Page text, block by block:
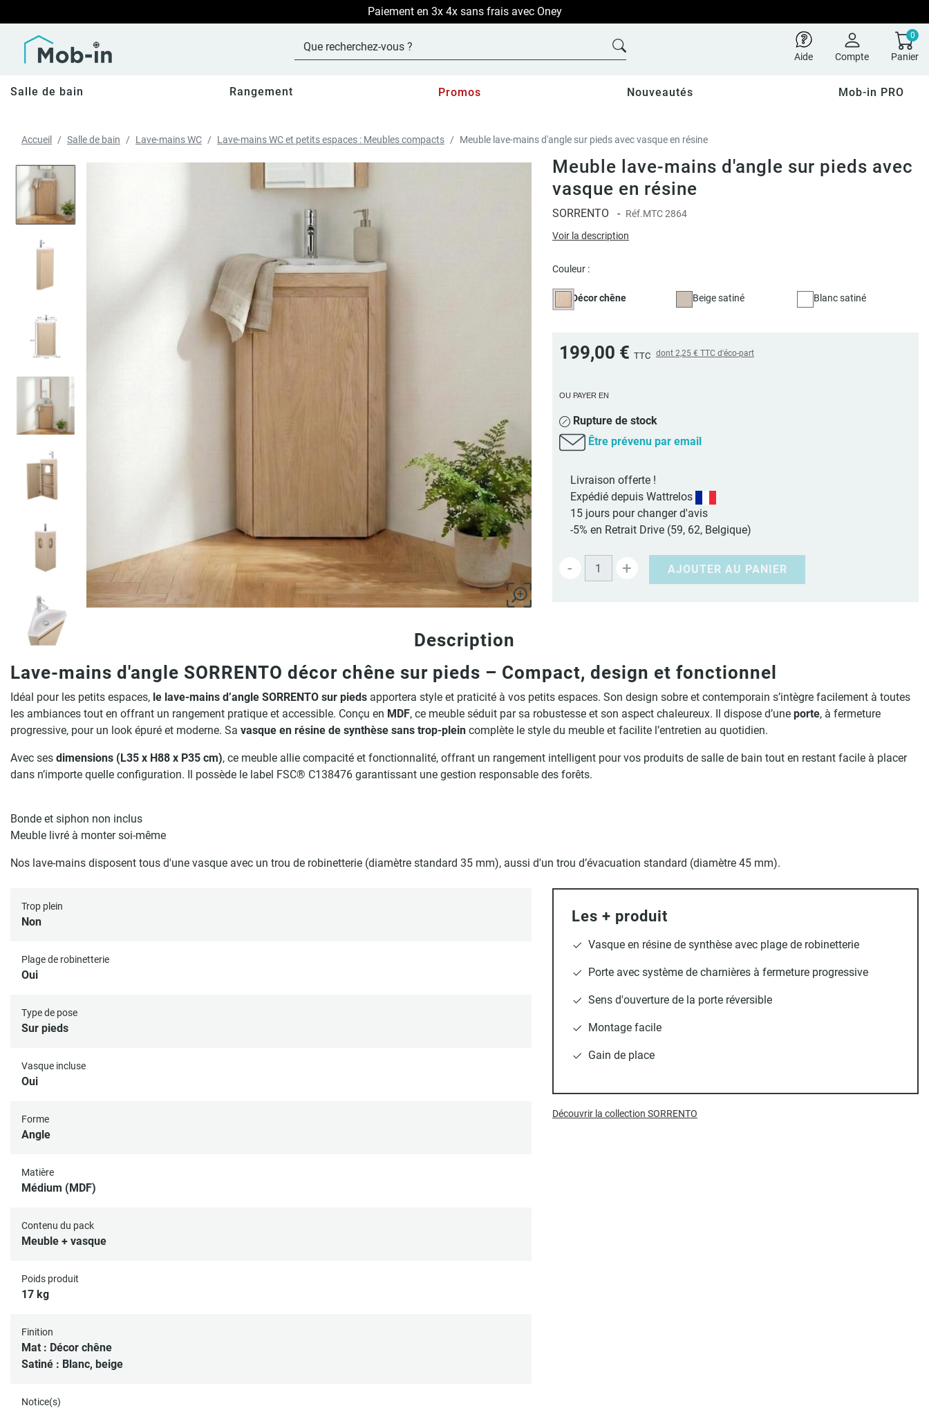
LIVRAISON OFFERTE sur TOUT le site !
Aide Compte
0
Panier
Salle de bain Rangement Promos Nouveautés Mob-in PRO
Accueil Salle de bain Lave-mains WC Lave-mains WC et petits espaces : Meubles compacts Meuble lave-mains d'angle sur pieds avec vasque en résine
Meuble lave-mains d'angle sur pieds avec
vasque en résine
SORRENTO - Réf.MTC 2864
Voir la description
Couleur :
Décor chêne Beige satiné Blanc satiné
199,00 € TTC dont 2,25 € TTC d'éco-part
OU PAYER EN
Rupture de stock
Être prévenu par email
Livraison offerte !
Expédié depuis Wattrelos
15 jours pour changer d'avis
-5% en Retrait Drive (59, 62, Belgique)
- + AJOUTER AU PANIER
Description
Lave-mains d'angle SORRENTO décor chêne sur pieds – Compact, design et fonctionnel
Idéal pour les petits espaces, le lave-mains d’angle SORRENTO sur pieds apportera style et praticité à vos petits espaces. Son design sobre et contemporain s’intègre facilement à toutes
les ambiances tout en offrant un rangement pratique et accessible. Conçu en MDF, ce meuble séduit par sa robustesse et son aspect chaleureux. Il dispose d’une porte, à fermeture
progressive, pour un look épuré et moderne. Sa vasque en résine de synthèse sans trop-plein complète le style du meuble et facilite l’entretien au quotidien.
Avec ses dimensions (L35 x H88 x P35 cm), ce meuble allie compacité et fonctionnalité, offrant un rangement intelligent pour vos produits de salle de bain tout en restant facile à placer
dans n’importe quelle configuration. Il possède le label FSC® C138476 garantissant une gestion responsable des forêts.
Bonde et siphon non inclus
Meuble livré à monter soi-même
Nos lave-mains disposent tous d'une vasque avec un trou de robinetterie (diamètre standard 35 mm), aussi d'un trou d’évacuation standard (diamètre 45 mm).
Trop plein
Non
Plage de robinetterie
Oui
Type de pose
Sur pieds
Vasque incluse
Oui
Forme
Angle
Matière
Médium (MDF)
Contenu du pack
Meuble + vasque
Poids produit
17 kg
Finition
Mat : Décor chêne
Satiné : Blanc, beige
Notice(s)
Les + produit
Vasque en résine de synthèse avec plage de robinetterie
Porte avec système de charnières à fermeture progressive
Sens d'ouverture de la porte réversible
Montage facile
Gain de place
Découvrir la collection SORRENTO